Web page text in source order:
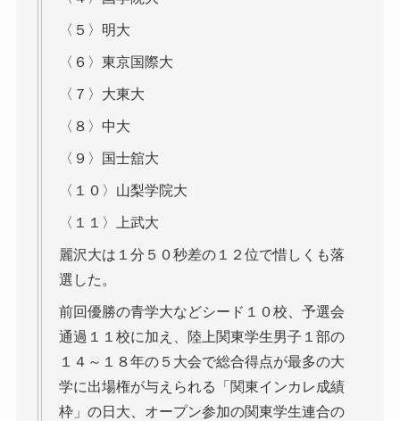
〈５〉明大
〈６〉東京国際大
〈７〉大東大
〈８〉中大
〈９〉国士舘大
〈１０〉山梨学院大
〈１１〉上武大
麗沢大は１分５０秒差の１２位で惜しくも落
選した。
前回優勝の青学大などシード１０校、予選会
通過１１校に加え、陸上関東学生男子１部の
１４～１８年の５大会で総合得点が最多の大
学に出場権が与えられる「関東インカレ成績
枠」の日大、オープン参加の関東学生連合の